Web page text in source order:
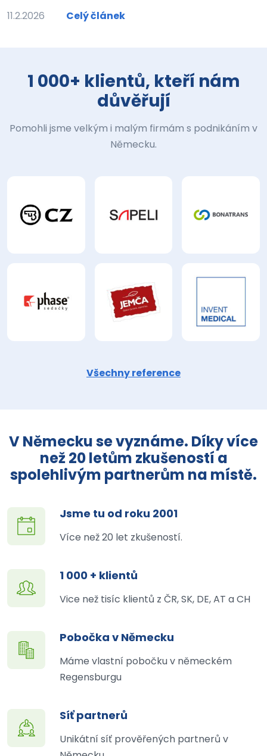
11.2.2026 Celý článek
1 000+ klientů, kteří nám
důvěřují
Pomohli jsme velkým i malým firmám s podnikáním v
Německu.
Všechny reference
V Německu se vyznáme. Díky více
než 20 letům zkušeností a
spolehlivým partnerům na místě.
Jsme tu od roku 2001
Více než 20 let zkušeností.
1 000 + klientů
Vice než tisíc klientů z ČR, SK, DE, AT a CH
Pobočka v Německu
Máme vlastní pobočku v německém
Regensburgu
Síť partnerů
Unikátní síť prověřených partnerů v